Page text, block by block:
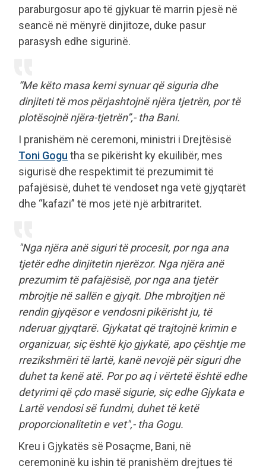
paraburgosur apo të gjykuar të marrin pjesë në
seancë në mënyrë dinjitoze, duke pasur
parasysh edhe sigurinë.
“Me këto masa kemi synuar që siguria dhe
dinjiteti të mos përjashtojnë njëra tjetrën, por të
plotësojnë njëra-tjetrën”,- tha Bani.
I pranishëm në ceremoni, ministri i Drejtësisë
Toni Gogu tha se pikërisht ky ekuilibër, mes
sigurisë dhe respektimit të prezumimit të
pafajësisë, duhet të vendoset nga vetë gjyqtarët
dhe “kafazi” të mos jetë një arbitraritet.
"Nga njëra anë siguri të procesit, por nga ana
tjetër edhe dinjitetin njerëzor. Nga njëra anë
prezumim të pafajësisë, por nga ana tjetër
mbrojtje në sallën e gjyqit. Dhe mbrojtjen në
rendin gjyqësor e vendosni pikërisht ju, të
nderuar gjyqtarë. Gjykatat që trajtojnë krimin e
organizuar, siç është kjo gjykatë, apo çështje me
rrezikshmëri të lartë, kanë nevojë për siguri dhe
duhet ta kenë atë. Por po aq i vërtetë është edhe
detyrimi që çdo masë sigurie, siç edhe Gjykata e
Lartë vendosi së fundmi, duhet të ketë
proporcionalitetin e vet",- tha Gogu.
Kreu i Gjykatës së Posaçme, Bani, në
ceremoninë ku ishin të pranishëm drejtues të